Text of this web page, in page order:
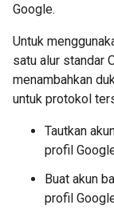
Google.
Untuk
satu alur standar
menambahkan
untuk protokol
Tautkan
profil
Buat akun
profil